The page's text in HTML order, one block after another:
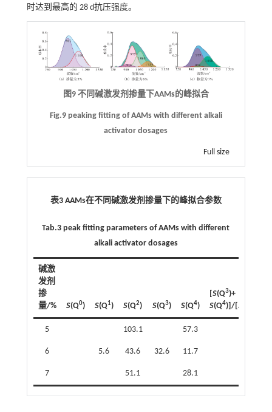
时达到最高的 28 d抗压强度。
图9 不同碱激发剂掺量下AAMs的峰拟合
Fig.9 peaking fitting of AAMs with different alkali
activator dosages
Full size
表3 AAMs在不同碱激发剂掺量下的峰拟合参数
Tab.3 peak fitting parameters of AAMs with different
alkali activator dosages
碱激
发剂
掺
量/%
S(Q0) S(Q1) S(Q2) S(Q3) S(Q4)
[S(Q3)+
S(Q4)]/[S
5 103.1 57.3
6 5.6 43.6 32.6 11.7
7 51.1 28.1